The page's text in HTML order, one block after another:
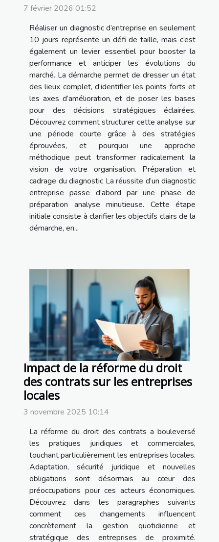
7 février 2026 01:52
Réaliser un diagnostic d’entreprise en seulement
10 jours représente un défi de taille, mais c’est
également un levier essentiel pour booster la
performance et anticiper les évolutions du
marché. La démarche permet de dresser un état
des lieux complet, d’identifier les points forts et
les axes d’amélioration, et de poser les bases
pour des décisions stratégiques éclairées.
Découvrez comment structurer cette analyse sur
une période courte grâce à des stratégies
éprouvées, et pourquoi une approche
méthodique peut transformer radicalement la
vision de votre organisation. Préparation et
cadrage du diagnostic La réussite d’un diagnostic
entreprise passe d’abord par une phase de
préparation analyse minutieuse. Cette étape
initiale consiste à clarifier les objectifs clairs de la
démarche, en...
Impact de la réforme du droit
des contrats sur les entreprises
locales
3 novembre 2025 10:14
La réforme du droit des contrats a bouleversé
les pratiques juridiques et commerciales,
touchant particulièrement les entreprises locales.
Adaptation, sécurité juridique et nouvelles
obligations sont désormais au cœur des
préoccupations pour ces acteurs économiques.
Découvrez dans les paragraphes suivants
comment ces changements influencent
concrètement la gestion quotidienne et
stratégique des entreprises de proximité.